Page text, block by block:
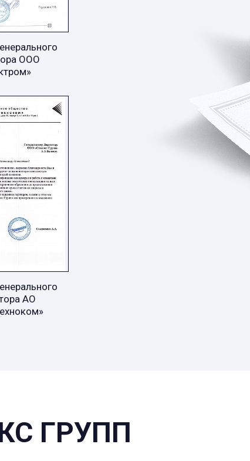
ООО
АО
ГРУПП